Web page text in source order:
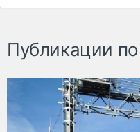
Публикации